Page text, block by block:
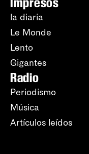
la diaria
Le Monde
Lento
Gigantes
Radio
Periodismo
Música
Artículos leídos